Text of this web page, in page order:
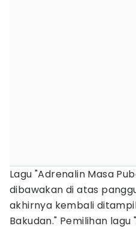
Lagu "Adrenalin Masa
dibawakan di atas
akhirnya kembali
Bakudan." Pemilihan